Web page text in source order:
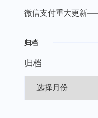
微信支付重大更新
归档
归档